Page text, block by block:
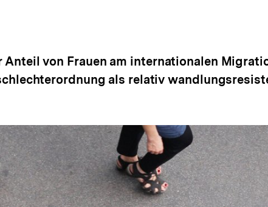
von Frauen am internationalen
als relativ